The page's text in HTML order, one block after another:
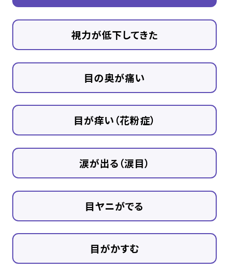
視力が低下してきた
目の奥が痛い
目が痒い（花粉症）
涙が出る（涙目）
目ヤニがでる
目がかすむ